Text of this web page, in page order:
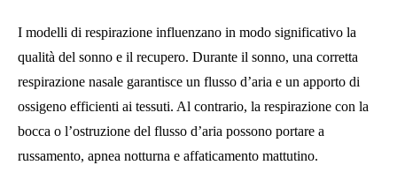
I modelli di respirazione influenzano in modo significativo la
qualità del sonno e il recupero. Durante il sonno, una corretta
respirazione nasale garantisce un flusso d’aria e un apporto di
ossigeno efficienti ai tessuti. Al contrario, la respirazione con la
bocca o l’ostruzione del flusso d’aria possono portare a
russamento, apnea notturna e affaticamento mattutino.